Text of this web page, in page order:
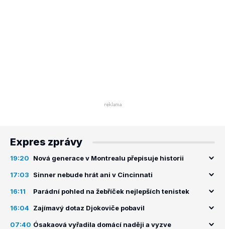
Expres zprávy
19:20 Nová generace v Montrealu přepisuje historii
17:03 Sinner nebude hrát ani v Cincinnati
16:11 Parádní pohled na žebříček nejlepších tenistek
16:04 Zajímavý dotaz Djokoviče pobavil
07:40 Ósakaová vyřadila domácí naději a vyzve